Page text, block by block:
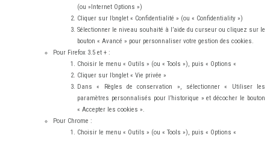
(ou »Internet Options »)
Cliquer sur l’onglet « Confidentialité » (ou « Confidentiality »)
Sélectionner le niveau souhaité à l’aide du curseur ou cliquez sur le
bouton « Avancé » pour personnaliser votre gestion des cookies.
Pour Firefox 3.5 et + :
Choisir le menu « Outils » (ou « Tools »), puis « Options «
Cliquer sur l’onglet « Vie privée »
Dans « Règles de conservation », sélectionner « Utiliser les
paramètres personnalisés pour l’historique » et décocher le bouton
« Accepter les cookies ».
Pour Chrome :
Choisir le menu « Outils » (ou « Tools »), puis « Options «